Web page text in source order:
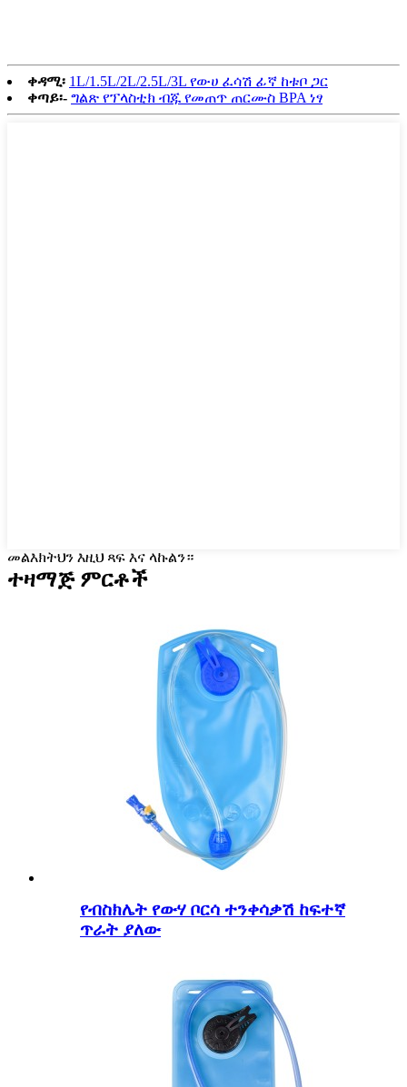
ቀዳሚ፡ 1L/1.5L/2L/2.5L/3L የውሀ ፈሳሽ ፊኛ ከቱቦ ጋር
ቀጣይ፡- ግልጽ የፕላስቲክ ብጁ የመጠጥ ጠርሙስ BPA ነፃ
መልእክትህን እዚህ ጻፍ እና ላኩልን።
ተዛማጅ ምርቶች
የብስክሌት የውሃ ቦርሳ ተንቀሳቃሽ ከፍተኛ
ጥራት ያለው